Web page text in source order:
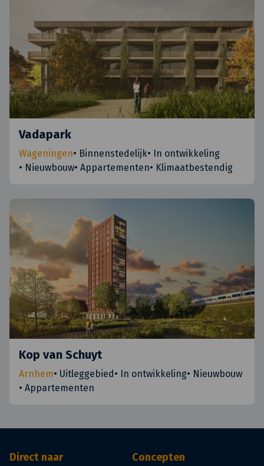
Vadapark
Wageningen• Binnenstedelijk• In ontwikkeling
• Nieuwbouw• Appartementen• Klimaatbestendig
Kop van Schuyt
Arnhem• Uitleggebied• In ontwikkeling• Nieuwbouw
• Appartementen
Direct naar Concepten